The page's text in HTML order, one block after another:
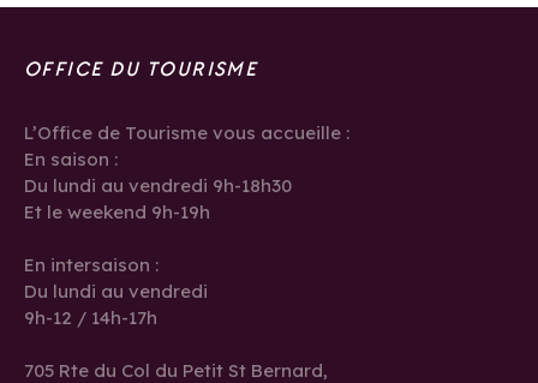
OFFICE DU TOURISME
L’Office de Tourisme vous accueille :
En saison :
Du lundi au vendredi 9h-18h30
Et le weekend 9h-19h
En intersaison :
Du lundi au vendredi
9h-12 / 14h-17h
705 Rte du Col du Petit St Bernard,